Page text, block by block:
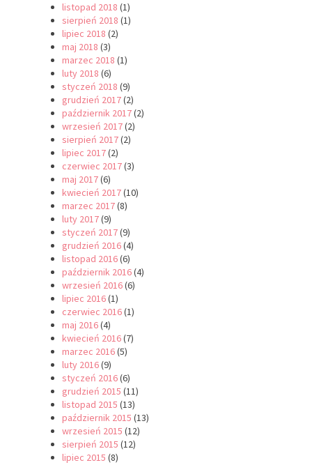
listopad 2018 (1)
sierpień 2018 (1)
lipiec 2018 (2)
maj 2018 (3)
marzec 2018 (1)
luty 2018 (6)
styczeń 2018 (9)
grudzień 2017(2)
październik 2017(2)
wrzesień 2017(2)
sierpień 2017(2)
lipiec 2017(2)
czerwiec 2017(3)
maj 2017(6)
kwiecień 2017(10)
marzec 2017(8)
luty 2017(9)
styczeń 2017(9)
grudzień 2016(4)
listopad 2016(6)
październik 2016(4)
wrzesień 2016(6)
lipiec 2016(1)
czerwiec 2016(1)
maj 2016(4)
kwiecień 2016(7)
marzec 2016(5)
luty 2016(9)
styczeń 2016(6)
grudzień 2015 (11)
listopad 2015 (13)
październik 2015 (13)
wrzesień 2015 (12)
sierpień 2015 (12)
lipiec 2015 (8)